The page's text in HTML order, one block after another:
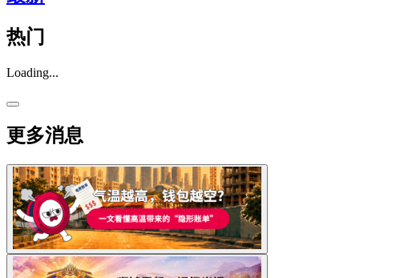
热门
Loading...
更多消息